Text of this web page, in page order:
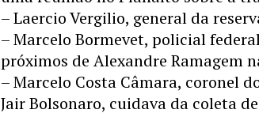
– Laercio Vergilio, general da
– Marcelo Bormevet, policial
próximos de Alexandre Ramagem
– Marcelo Costa Câmara, coronel
Jair Bolsonaro, cuidava da coleta